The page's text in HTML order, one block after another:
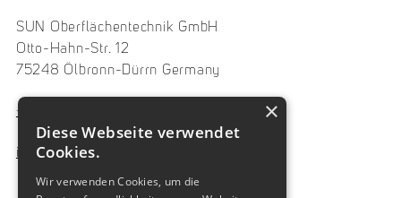
SUN Oberflächentechnik GmbH
Otto-Hahn-Str. 12
75248 Ölbronn-Dürrn Germany
+49 7237 486330
info@sungmbh.de
×
Diese Webseite verwendet
Cookies.
Wir verwenden Cookies, um die